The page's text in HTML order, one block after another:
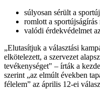
súlyosan sérült a
romlott a sportújságírás
valódi érdekvédelmet
„Elutasítjuk a választási
elkötelezett, a szervezet
tevékenységet" – írták a
szerint „az elmúlt években
félelem” az április 12-ei